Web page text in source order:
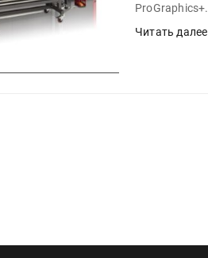
ProGraphics+.
Читать далее
«Дубль В» расширяет ассортимент
фольги для горячего тиснения